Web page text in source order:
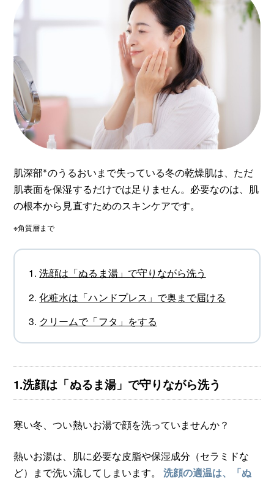
肌深部※のうるおいまで失っている冬の乾燥肌は、ただ
肌表面を保湿するだけでは足りません。必要なのは、肌
の根本から見直すためのスキンケアです。
※角質層まで
洗顔は「ぬるま湯」で守りながら洗う
化粧水は「ハンドプレス」で奥まで届ける
クリームで「フタ」をする
1.洗顔は「ぬるま湯」で守りながら洗う
寒い冬、つい熱いお湯で顔を洗っていませんか？
熱いお湯は、肌に必要な皮脂や保湿成分（セラミドな
ど）まで洗い流してしまいます。 洗顔の適温は、「ぬ